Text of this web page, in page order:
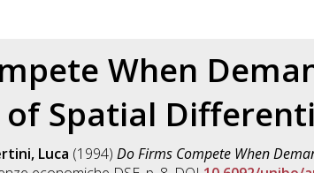
When
of Spatial
Luca (1994) Do Firms Compete When